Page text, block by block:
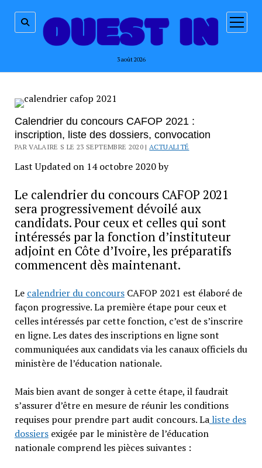
3 août 2026
ouvrir
menu
Calendrier du concours CAFOP 2021 :
inscription, liste des dossiers, convocation
PAR VALAIRE S LE 23 SEPTEMBRE 2020 | ACTUALITÉ
Last Updated on 14 octobre 2020 by
Le calendrier du concours CAFOP 2021
sera progressivement dévoilé aux
candidats. Pour ceux et celles qui sont
intéressés par la fonction d’instituteur
adjoint en Côte d’Ivoire, les préparatifs
commencent dès maintenant.
Le calendrier du concoursCAFOP 2021 est élaboré de
façon progressive. La première étape pour ceux et
celles intéressés par cette fonction, c’est de s’inscrire
en ligne. Les dates des inscriptions en ligne sont
communiquées aux candidats via les canaux officiels du
ministère de l’éducation nationale.
Mais bien avant de songer à cette étape, il faudrait
s’assurer d’être en mesure de réunir les conditions
requises pour prendre part audit concours. Laliste des
dossiersexigée par le ministère de l’éducation
nationale comprend les pièces suivantes :